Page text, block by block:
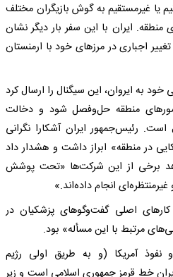
یا غیرمستقیم به گوش بازیگران مختلف
منطقه. ایران با این سفر بار دیگر نشان
اجباری در مرزهای خود با ارمنستان
خود به ایروان، این سیگنال را ارسال کرد
منطقه حل‌وفصل شود و دخالت
است. رئیس‌جمهور ایران آشکارا نگرانی
در منطقه» ابراز داشت و هشدار داد
برخی از این شرکت‌ها «تحت پوشش
انجام داده‌اند.»
اصلی گفت‌وگوهای پزشکیان در
مرتبط با این مسأله» بود.
آمریکا (و به طریق اولی رژیم
خط قرمز جمهوری اسلامی است و زیر